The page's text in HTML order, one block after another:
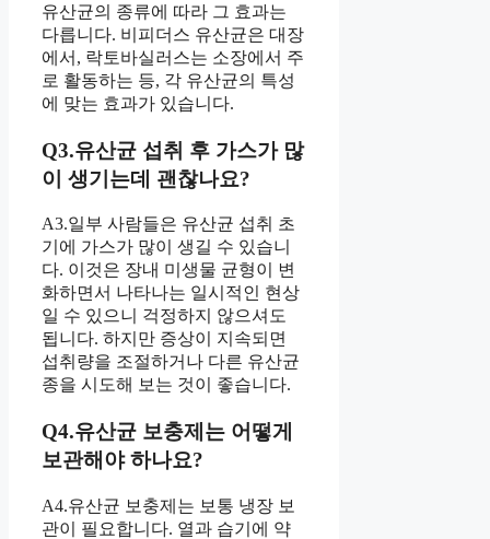
유산균의 종류에 따라 그 효과는
다릅니다. 비피더스 유산균은 대장
에서, 락토바실러스는 소장에서 주
로 활동하는 등, 각 유산균의 특성
에 맞는 효과가 있습니다.
Q3.유산균 섭취 후 가스가 많
이 생기는데 괜찮나요?
A3.일부 사람들은 유산균 섭취 초
기에 가스가 많이 생길 수 있습니
다. 이것은 장내 미생물 균형이 변
화하면서 나타나는 일시적인 현상
일 수 있으니 걱정하지 않으셔도
됩니다. 하지만 증상이 지속되면
섭취량을 조절하거나 다른 유산균
종을 시도해 보는 것이 좋습니다.
Q4.유산균 보충제는 어떻게
보관해야 하나요?
A4.유산균 보충제는 보통 냉장 보
관이 필요합니다. 열과 습기에 약